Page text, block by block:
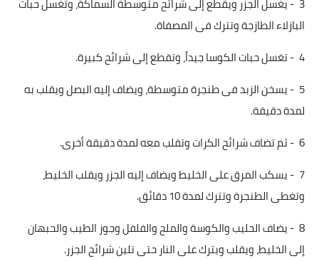
الطهاة العرب
نصيحة اليوم
3 - يغسل الجزر ويقطع إلى شرائح متوسطة السماكة، وتغسل حبات
البازلاء الطازجة وتترك فى المصفاة.
4 - تغسل حبات الكوسا جيداً، وتقطع إلى شرائح كبيرة.
5 - يسخن الزبد فى طنجرة متوسطة، ويضاف إليه البصل ويقلب به
لمدة دقيقة.
6 - ثم تضاف شرائح الكرات وتقلب معه لمدة دقيقة أخرى.
7 - يسكب المرق على الخليط ويضاف إليه الجزر ويقلب الخليط،
وتغطى الطنجرة وتترك لمدة 10 دقائق.
8 - يضاف الحليب والكوسة والملح والفلفل وجوز الطيب والحبهان
إلى الخليط، ويقلب ويترك على النار حتى تلين شرائح الجزر.